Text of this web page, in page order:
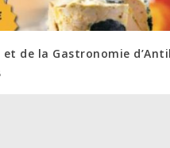
et de la Gastronomie